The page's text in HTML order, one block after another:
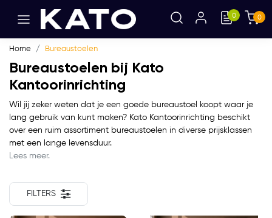
0 0
Home Bureaustoelen
Bureaustoelen bij Kato
Kantoorinrichting
Wil jij zeker weten dat je een goede bureaustoel koopt waar je
lang gebruik van kunt maken? Kato Kantoorinrichting beschikt
over een ruim assortiment bureaustoelen in diverse prijsklassen
met een lange levensduur.
Lees meer.
FILTERS